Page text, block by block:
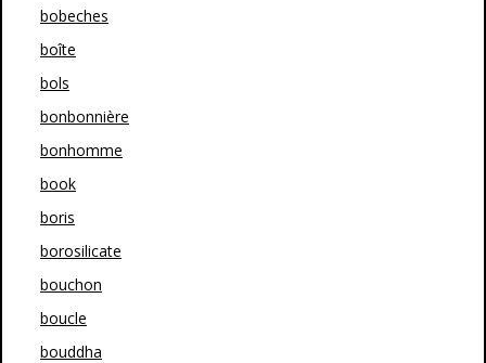
bobeches
boîte
bols
bonbonnière
bonhomme
book
boris
borosilicate
bouchon
boucle
bouddha